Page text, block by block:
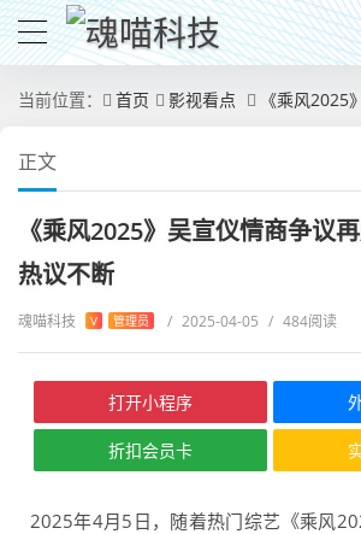
当前位置： 首页 影视看点 《乘风2025》吴宣仪
正文
《乘风2025》吴宣仪情商争议
热议不断
魂喵科技 V 管理员 / 2025-04-05 / 484阅读
打开小程序
折扣会员卡
2025年4月5日，随着热门综艺《乘风